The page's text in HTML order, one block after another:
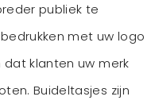
publiek te
met uw logo
klanten uw merk
Buideltasjes zijn